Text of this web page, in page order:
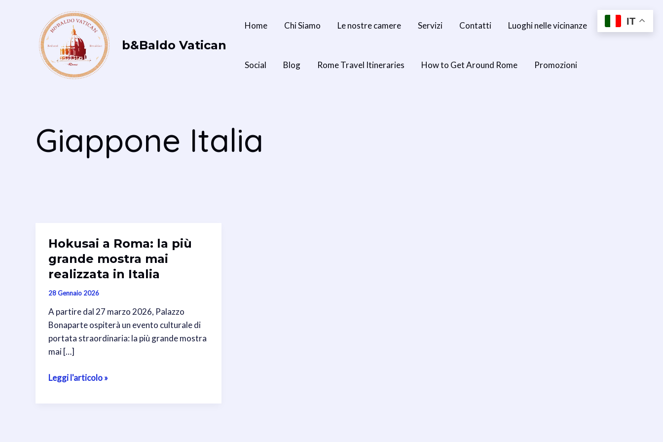
b&Baldo Vatican
Home Chi Siamo Le nostre camere Servizi Contatti Luoghi nelle vicinanze
Social Blog Rome Travel Itineraries How to Get Around Rome Promozioni
Giappone Italia
Hokusai a Roma: la più
grande mostra mai
realizzata in Italia
28 Gennaio 2026
A partire dal 27 marzo 2026, Palazzo
Bonaparte ospiterà un evento culturale di
portata straordinaria: la più grande mostra
mai […]
Hokusai
Leggi l'articolo »
IT